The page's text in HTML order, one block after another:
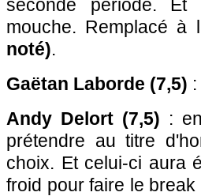
seconde période.
mouche. Remplacé
noté).
Gaëtan Laborde (7,5)
Andy Delort (7,5) :
prétendre au titre
choix. Et celui-ci aura
froid pour faire le